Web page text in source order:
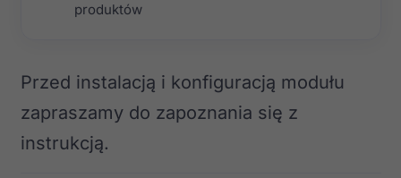
Przed instalacją i konfiguracją modułu
zapraszamy do zapoznania się z
instrukcją.
produktów